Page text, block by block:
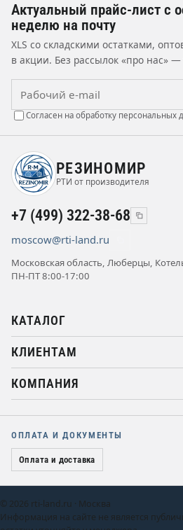
Актуальный прайс-лист с
неделю на почту
XLS со складскими остатками,
в акции. Без рассылок «про нас»
Согласен на обработку персональных
РЕЗИНОМИР
РТИ от производителя
+7 (499) 322-38-68
moscow@rti-land.ru
Московская область, Люберцы,
ПН-ПТ 8:00-17:00
КАТАЛОГ
КЛИЕНТАМ
КОМПАНИЯ
ОПЛАТА И ДОКУМЕНТЫ
Оплата и доставка
© 2026 rti-land.ru · Москва
Информация на сайте не является